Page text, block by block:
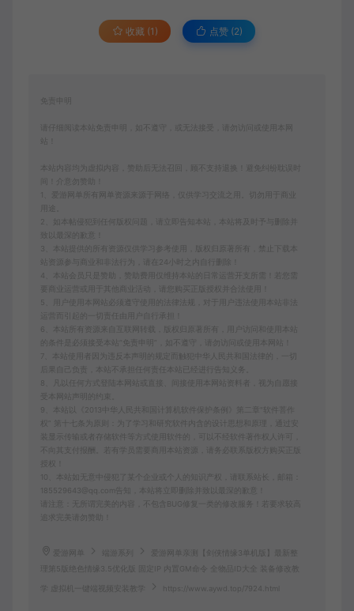
收藏 (1) 点赞 (2)
免责申明
请仔细阅读本站免责申明，如不遵守，或无法接受，请勿访问或使用本网
本站内容均为虚拟内容，赞助后无法召回，顾不支持退换！避免纠纷耽误时
间！介意勿赞助！
1、爱游网单所有网单资源来源于网络，仅供学习交流之用。切勿用于商业
2、如本帖侵犯到任何版权问题，请立即告知本站，本站将及时予与删除并
致以最深的歉意！
3、本站提供的所有资源仅供学习参考使用，版权归原著所有，禁止下载本
站资源参与商业和非法行为，请在24小时之内自行删除！
4、本站会员只是赞助，赞助费用仅维持本站的日常运营开支所需！若您需
要商业运营或用于其他商业活动，请您购买正版授权并合法使用！
5、用户使用本网站必须遵守使用的法律法规，对于用户违法使用本站非法
6、本站所有资源来自互联网转载，版权归原著所有，用户访问和使用本站
的条件是必须接受本站“免责申明”，如不遵守，请勿访问或使用本网站！
7、本站使用者因为违反本声明的规定而触犯中华人民共和国法律的，一切
后果自己负责，本站不承担任何责任本站已经进行告知义务。
8、凡以任何方式登陆本网站或直接、间接使用本网站资料者，视为自愿接
受本网站声明的约束。
9、本站以《2013中华人民共和国计算机软件保护条例》第二章"软件菩作
权” 第十七条为原则：为了学习和研究软件内含的设计思想和原理，通过安
装显示传输或者存储软件等方式使用软件的，可以不经软件著作权人许可，
不向其支付报酬。若有学员需要商用本站资源，请务必联系版权方购买正版
10、本站如无意中侵犯了某个企业或个人的知识产权，请联系站长，邮箱：
185529643@qq.com告知，本站将立即删除并致以最深的歉意！
请注意：无所谓完美的内容，不包含BUG修复一类的修改服务！若要求较高
追求完美请勿赞助！
爱游网单 端游系列
爱游网单亲测【剑侠情缘3单机版】最新整
理第5版绝色情缘3.5优化版 固定IP 内置GM命令 全物品ID大全 装备修改教
学 虚拟机一键端视频安装教学 https://www.aywd.top/7924.html